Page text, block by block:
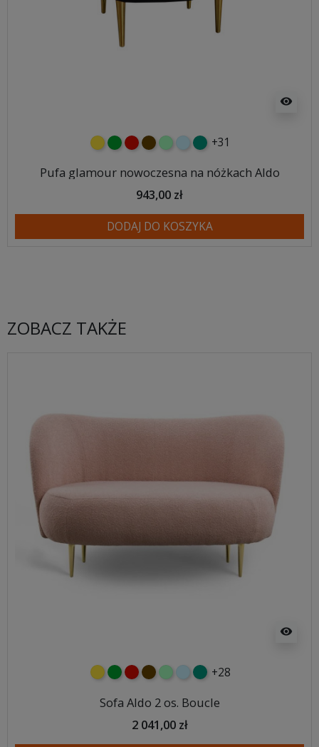
visibility
żółtyzielonyczerwony
czekoladowy
miętowybłękitny
turkusowy
+31
Pufa glamour nowoczesna na nóżkach Aldo
943,00 zł
DODAJ DO KOSZYKA
ZOBACZ TAKŻE
visibility
żółtyzielonyczerwony
czekoladowy
miętowybłękitny
turkusowy
+28
Sofa Aldo 2 os. Boucle
2 041,00 zł